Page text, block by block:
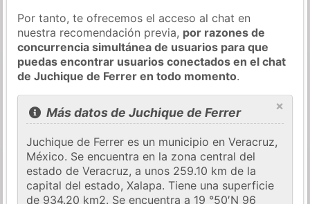
Por tanto, te ofrecemos el acceso al chat en
nuestra recomendación previa, por razones de
concurrencia simultánea de usuarios para que
puedas encontrar usuarios conectados en el chat
de Juchique de Ferrer en todo momento.
×
Más datos de Juchique de Ferrer
Juchique de Ferrer es un municipio en Veracruz,
México. Se encuentra en la zona central del
estado de Veracruz, a unos 259.10 km de la
capital del estado, Xalapa. Tiene una superficie
de 934.20 km2. Se encuentra a 19 °50′N 96